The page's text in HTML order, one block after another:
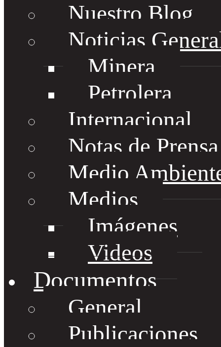
Nuestro Blog
Noticias
Minera
Petrolera
Internacional
Notas de
Medio
Medios
Imágenes
Videos
Documentos
General
Publicaciones